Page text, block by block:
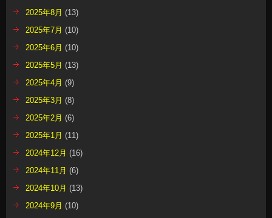
2025年8月 (13)
2025年7月 (10)
2025年6月 (10)
2025年5月 (13)
2025年4月 (9)
2025年3月 (8)
2025年2月 (6)
2025年1月 (11)
2024年12月 (16)
2024年11月 (6)
2024年10月 (13)
2024年9月 (10)